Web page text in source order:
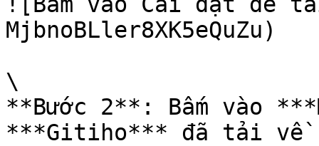
MjbnoBLler8XK5eQuZu)
\
**Bước 2**: Bấm vào
***Gitiho*** đã tải về